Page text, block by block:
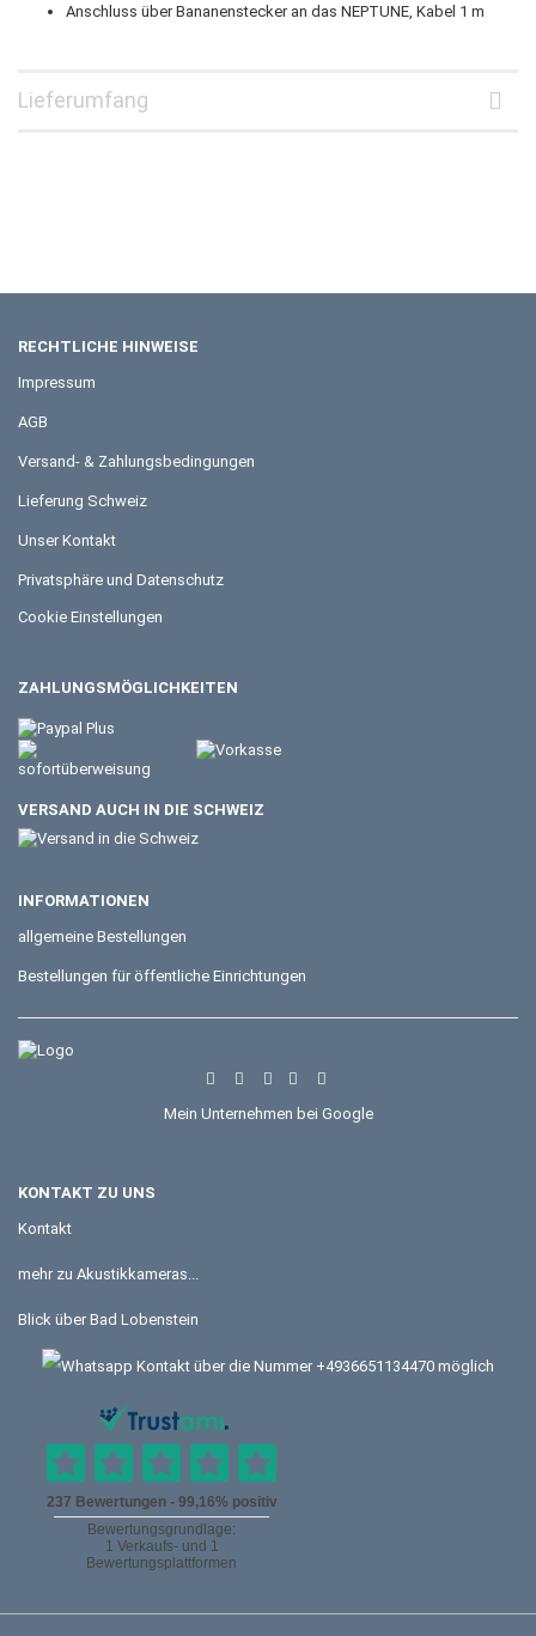
Anschluss über Bananenstecker an das NEPTUNE, Kabel 1 m
Lieferumfang
RECHTLICHE HINWEISE
Impressum
AGB
Versand- & Zahlungsbedingungen
Lieferung Schweiz
Unser Kontakt
Privatsphäre und Datenschutz
Cookie Einstellungen
ZAHLUNGSMÖGLICHKEITEN
VERSAND AUCH IN DIE SCHWEIZ
INFORMATIONEN
allgemeine Bestellungen
Bestellungen für öffentliche Einrichtungen
Mein Unternehmen bei Google
KONTAKT ZU UNS
Kontakt
mehr zu Akustikkameras...
Blick über Bad Lobenstein